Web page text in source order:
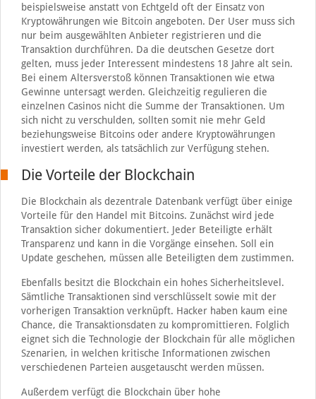
beispielsweise anstatt von Echtgeld oft der Einsatz von
Kryptowährungen wie Bitcoin angeboten. Der User muss sich
nur beim ausgewählten Anbieter registrieren und die
Transaktion durchführen. Da die deutschen Gesetze dort
gelten, muss jeder Interessent mindestens 18 Jahre alt sein.
Bei einem Altersverstoß können Transaktionen wie etwa
Gewinne untersagt werden. Gleichzeitig regulieren die
einzelnen Casinos nicht die Summe der Transaktionen. Um
sich nicht zu verschulden, sollten somit nie mehr Geld
beziehungsweise Bitcoins oder andere Kryptowährungen
investiert werden, als tatsächlich zur Verfügung stehen.
Die Vorteile der Blockchain
Die Blockchain als dezentrale Datenbank verfügt über einige
Vorteile für den Handel mit Bitcoins. Zunächst wird jede
Transaktion sicher dokumentiert. Jeder Beteiligte erhält
Transparenz und kann in die Vorgänge einsehen. Soll ein
Update geschehen, müssen alle Beteiligten dem zustimmen.
Ebenfalls besitzt die Blockchain ein hohes Sicherheitslevel.
Sämtliche Transaktionen sind verschlüsselt sowie mit der
vorherigen Transaktion verknüpft. Hacker haben kaum eine
Chance, die Transaktionsdaten zu kompromittieren. Folglich
eignet sich die Technologie der Blockchain für alle möglichen
Szenarien, in welchen kritische Informationen zwischen
verschiedenen Parteien ausgetauscht werden müssen.
Außerdem verfügt die Blockchain über hohe